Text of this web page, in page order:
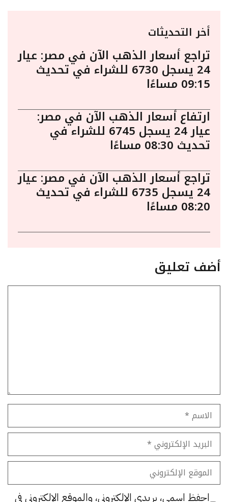
أخر التحديثات
تراجع أسعار الذهب الآن في مصر: عيار
24 يسجل 6730 للشراء في تحديث
09:15 مساءًا
ارتفاع أسعار الذهب الآن في مصر:
عيار 24 يسجل 6745 للشراء في
تحديث 08:30 مساءًا
تراجع أسعار الذهب الآن في مصر: عيار
24 يسجل 6735 للشراء في تحديث
08:20 مساءًا
أضف تعليق
الاسم
البريد
الإلكتروني
الموقع
الإلكتروني
احفظ اسمي، بريدي الإلكتروني، والموقع الإلكتروني في